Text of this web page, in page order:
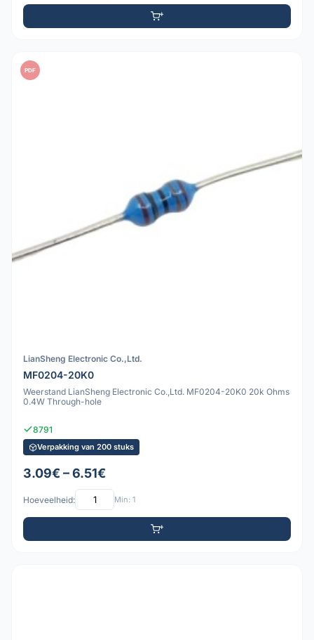
PDF
LianSheng Electronic Co.,Ltd.
MF0204-20K0
Weerstand LianSheng Electronic Co.,Ltd. MF0204-20K0 20k Ohms
0.4W Through-hole
8791
Verpakking van 200 stuks
3.09€ – 6.51€
Hoeveelheid: Min: 1